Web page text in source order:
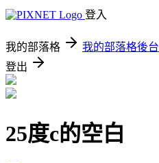
登入
我的部落格 我的部落格後台
登出
25度c的空白